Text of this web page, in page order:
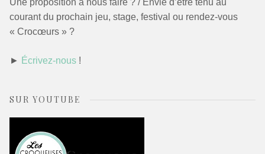
courant du prochain jeu, stage, festival ou rendez-vous
« Crocœurs » ?
► Écrivez-nous !
SUR YOUTUBE